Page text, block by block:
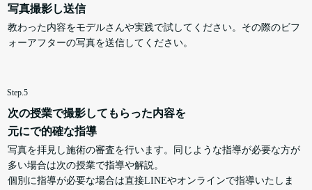
写真撮影し送信
教わった内容をモデルさんや実践で試してください。その際のビフ
ォーアフターの写真を送信してください。
Step.5
次の授業で撮影してもらった内容を
元にで的確な指導
写真を拝見し施術の審査を行います。同じような指導が必要な方が
多い場合は次の授業で指導や解説。
個別に指導が必要な場合は直接LINEやオンラインで指導いたしま